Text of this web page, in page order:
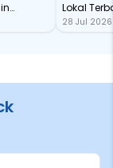
Lokal
dari
28 Jul 2026